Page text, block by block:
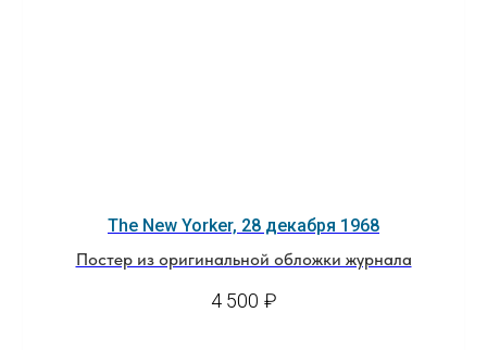
The New Yorker, 28 декабря 1968
Постер из оригинальной обложки журнала
4 500 ₽